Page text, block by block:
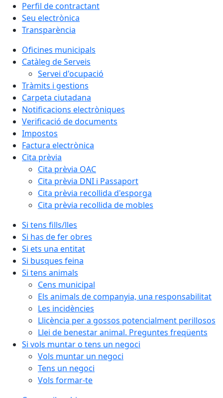
Perfil de contractant
Seu electrònica
Transparència
Oficines municipals
Catàleg de Serveis
Servei d'ocupació
Tràmits i gestions
Carpeta ciutadana
Notificacions electròniques
Verificació de documents
Impostos
Factura electrònica
Cita prèvia
Cita prèvia OAC
Cita prèvia DNI i Passaport
Cita prèvia recollida d'esporga
Cita prèvia recollida de mobles
Si tens fills/lles
Si has de fer obres
Si ets una entitat
Si busques feina
Si tens animals
Cens municipal
Els animals de companyia, una responsabilitat
Les incidències
Llicència per a gossos potencialment perillosos
Llei de benestar animal. Preguntes freqüents
Si vols muntar o tens un negoci
Vols muntar un negoci
Tens un negoci
Vols formar-te